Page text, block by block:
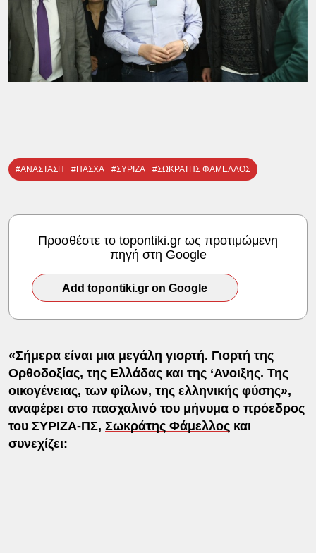
#ΑΝΑΣΤΑΣΗ #ΠΑΣΧΑ #ΣΥΡΙΖΑ #ΣΩΚΡΑΤΗΣ ΦΑΜΕΛΛΟΣ
Προσθέστε το topontiki.gr ως προτιμώμενη
πηγή στη Google
Add topontiki.gr on Google
«Σήμερα είναι μια μεγάλη γιορτή. Γιορτή της
Ορθοδοξίας, της Ελλάδας και της ‘Ανοιξης. Της
οικογένειας, των φίλων, της ελληνικής φύσης»,
αναφέρει στο πασχαλινό του μήνυμα ο πρόεδρος
του ΣΥΡΙΖΑ-ΠΣ, Σωκράτης Φάμελλοςκαι
συνεχίζει: